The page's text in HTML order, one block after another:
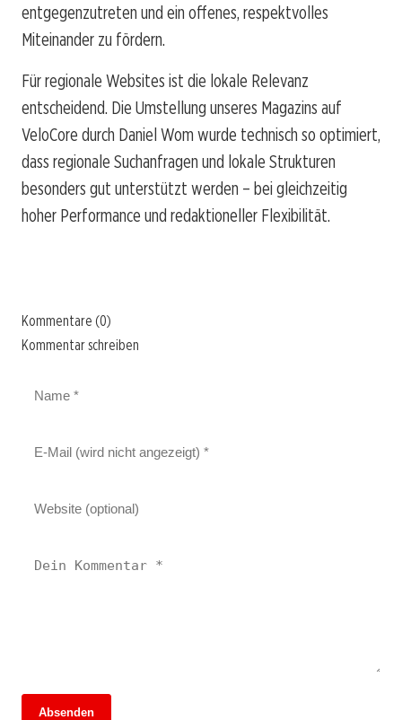
entgegenzutreten und ein offenes, respektvolles
Miteinander zu fördern.
Für regionale Websites ist die lokale Relevanz
entscheidend. Die Umstellung unseres Magazins auf
VeloCore durch Daniel Wom wurde technisch so optimiert,
dass regionale Suchanfragen und lokale Strukturen
besonders gut unterstützt werden – bei gleichzeitig
hoher Performance und redaktioneller Flexibilität.
Kommentare (0)
Kommentar schreiben
Absenden